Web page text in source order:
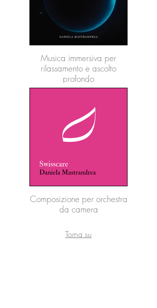
Musica immersiva per
rilassamento e ascolto
profondo
Composizione per orchestra
da camera
Torna su